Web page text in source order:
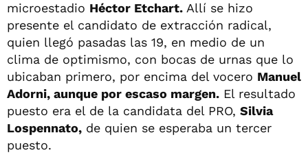
microestadio Héctor Etchart. Allí se hizo
presente el candidato de extracción radical,
quien llegó pasadas las 19, en medio de un
clima de optimismo, con bocas de urnas que lo
ubicaban primero, por encima del vocero Manuel
Adorni, aunque por escaso margen. El resultado
puesto era el de la candidata del PRO, Silvia
Lospennato, de quien se esperaba un tercer
puesto.